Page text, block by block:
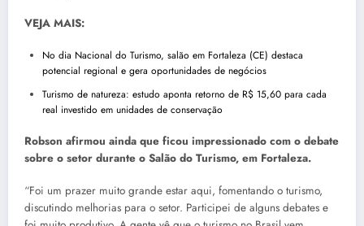
VEJA MAIS:
No dia Nacional do Turismo, salão em Fortaleza (CE) destaca
potencial regional e gera oportunidades de negócios
Turismo de natureza: estudo aponta retorno de R$ 15,60 para cada
real investido em unidades de conservação
Robson afirmou ainda que ficou impressionado com o debate
sobre o setor durante o Salão do Turismo, em Fortaleza.
“Foi um prazer muito grande estar aqui, fomentando o turismo,
discutindo melhorias para o setor. Participei de alguns debates e